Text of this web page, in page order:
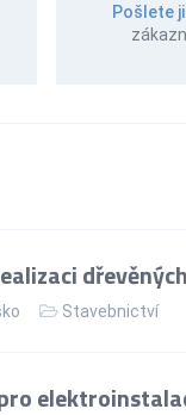
Pošlete
Stavebnictví